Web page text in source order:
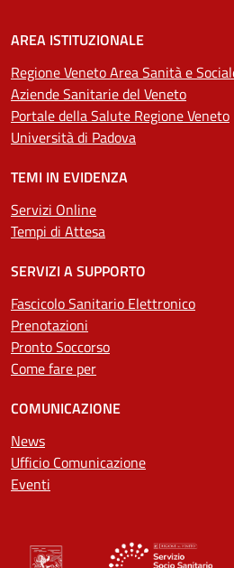
AREA ISTITUZIONALE
Regione Veneto Area Sanità e
Aziende Sanitarie del Veneto
Portale della Salute Regione Veneto
Università di Padova
TEMI IN EVIDENZA
Servizi Online
Tempi di Attesa
SERVIZI A SUPPORTO
Fascicolo Sanitario Elettronico
Prenotazioni
Pronto Soccorso
Come fare per
COMUNICAZIONE
News
Ufficio Comunicazione
Eventi